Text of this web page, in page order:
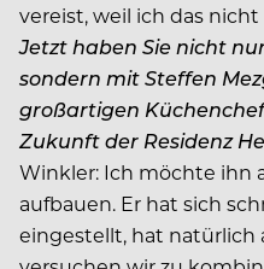
vereist, weil ich das
Jetzt haben Sie nicht
sondern mit Steffen
großartigen
Zukunft der Residenz
Winkler: Ich möchte ihn
aufbauen. Er hat sich
eingestellt, hat natürlich